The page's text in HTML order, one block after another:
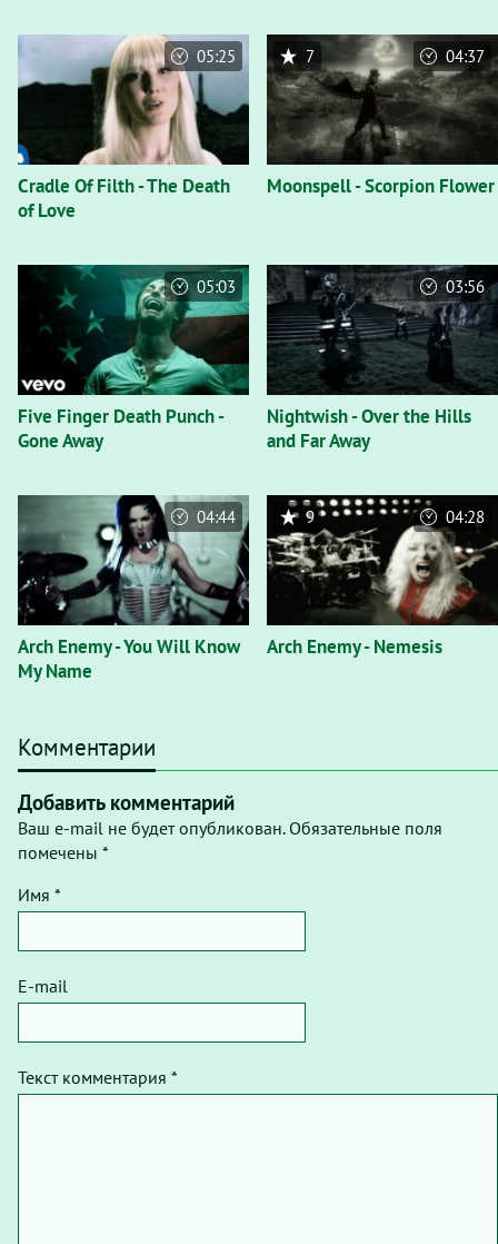
Cradle Of Filth - The Death
of Love
05:25
Moonspell - Scorpion Flower
7 04:37
Five Finger Death Punch -
Gone Away
05:03
Nightwish - Over the Hills
and Far Away
03:56
Arch Enemy - You Will Know
My Name
04:44
Arch Enemy - Nemesis
9 04:28
Комментарии
Добавить комментарий
Ваш e-mail не будет опубликован. Обязательные поля
помечены *
Имя *
E-mail
Текст комментария *